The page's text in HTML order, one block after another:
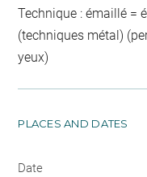
Technique : émaillé =
(techniques métal)
yeux)
PLACES AND DATES
Date